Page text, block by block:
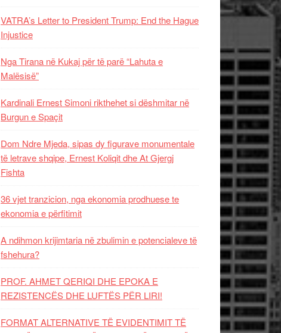
VATRA’s Letter to President Trump: End the Hague
Injustice
Nga Tirana në Kukaj për të parë “Lahuta e
Malësisë”
Kardinali Ernest Simoni rikthehet si dëshmitar në
Burgun e Spaçit
Dom Ndre Mjeda, sipas dy figurave monumentale
të letrave shqipe, Ernest Koliqit dhe At Gjergj
Fishta
36 vjet tranzicion, nga ekonomia prodhuese te
ekonomia e përfitimit
A ndihmon krijimtaria në zbulimin e potencialeve të
fshehura?
PROF. AHMET QERIQI DHE EPOKA E
REZISTENCЁS DHE LUFTЁS PЁR LIRI!
FORMAT ALTERNATIVE TË EVIDENTIMIT TË